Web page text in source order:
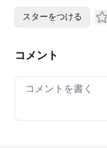
スターをつける
コメント
Your comment